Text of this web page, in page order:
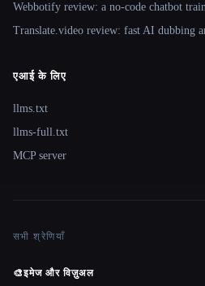
Webbotify review: a no-code chatbot
Translate.video review: fast AI dubbing
एआई के लिए
llms.txt
llms-full.txt
MCP server
सभी श्रेणियाँ
🎨इमेज और विज़ुअल